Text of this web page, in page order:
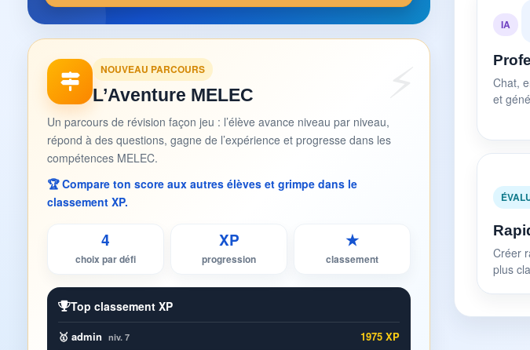
NOUVEAU PARCOURS
L’Aventure MELEC
Un parcours de révision façon jeu : l’élève avance niveau par niveau,
répond à des questions, gagne de l’expérience et progresse dans les
compétences MELEC.
🏆 Compare ton score aux autres élèves et grimpe dans le
classement XP.
4
choix par défi
XP
progression
★
classement
Top classement XP
🥇 admin niv. 7
1975 XP
IA
Chat,
et
Créer
plus